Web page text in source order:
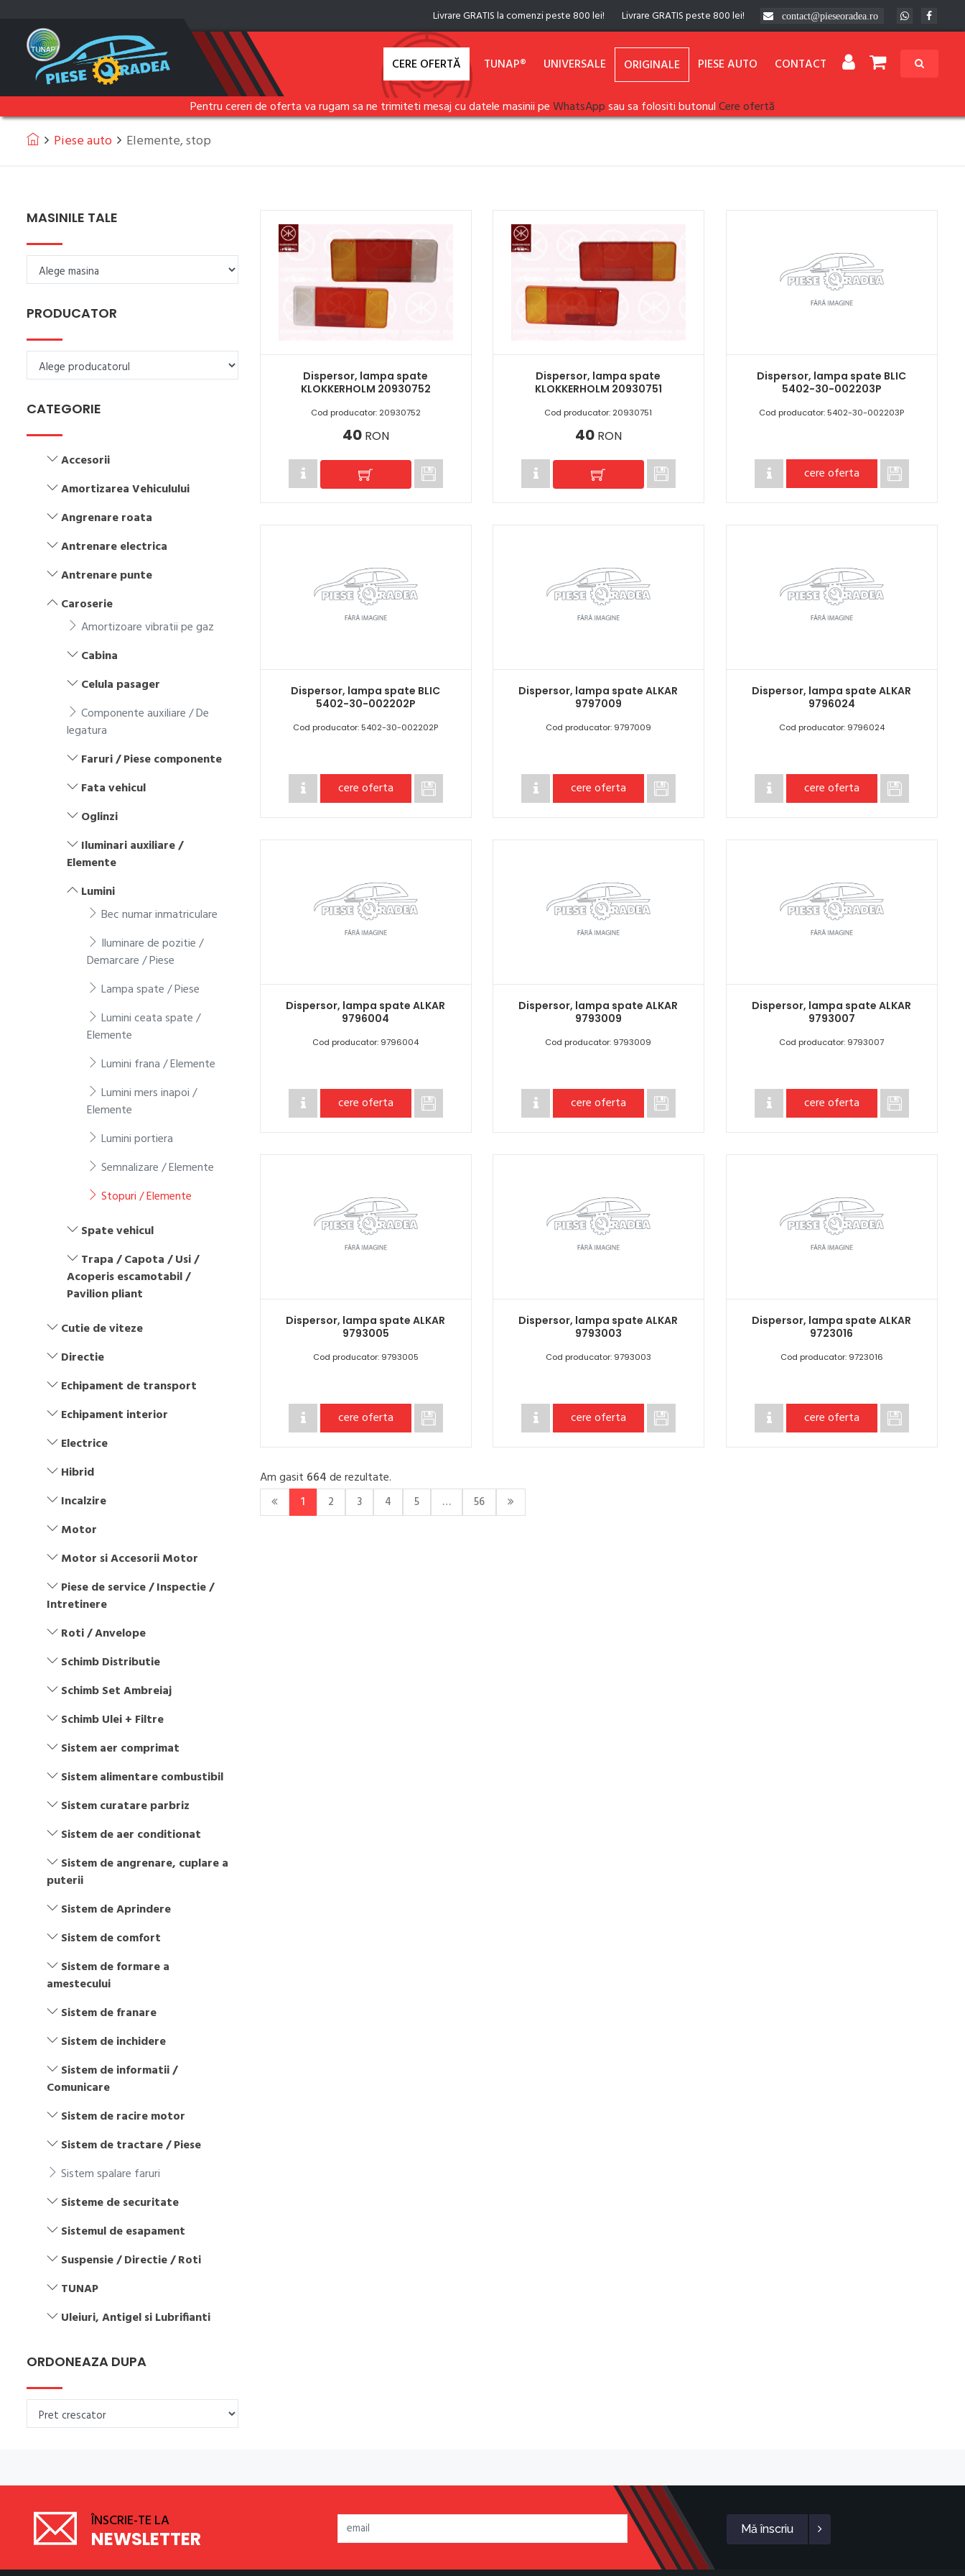
Livrare GRATIS la comenzi peste 800 lei! Livrare GRATIS peste 800 lei! contact@pieseoradea.ro
CERE OFERTĂ TUNAP® UNIVERSALE ORIGINALE PIESE AUTO CONTACT
Pentru cereri de oferta va rugam sa ne trimiteti mesaj cu datele masinii peWhatsAppsau sa folositi butonulCere ofertă
Piese auto Elemente, stop
MASINILE TALE
PRODUCATOR
CATEGORIE
Accesorii
Amortizarea Vehiculului
Angrenare roata
Antrenare electrica
Antrenare punte
Caroserie
Amortizoare vibratii pe gaz
Cabina
Celula pasager
Componente auxiliare / De
legatura
Faruri / Piese componente
Fata vehicul
Oglinzi
Iluminari auxiliare /
Elemente
Lumini
Bec numar inmatriculare
Iluminare de pozitie /
Demarcare / Piese
Lampa spate / Piese
Lumini ceata spate /
Elemente
Lumini frana / Elemente
Lumini mers inapoi /
Elemente
Lumini portiera
Semnalizare / Elemente
Stopuri / Elemente
Spate vehicul
Trapa / Capota / Usi /
Acoperis escamotabil /
Pavilion pliant
Cutie de viteze
Directie
Echipament de transport
Echipament interior
Electrice
Hibrid
Incalzire
Motor
Motor si Accesorii Motor
Piese de service / Inspectie /
Intretinere
Roti / Anvelope
Schimb Distributie
Schimb Set Ambreiaj
Schimb Ulei + Filtre
Sistem aer comprimat
Sistem alimentare combustibil
Sistem curatare parbriz
Sistem de aer conditionat
Sistem de angrenare, cuplare a
puterii
Sistem de Aprindere
Sistem de comfort
Sistem de formare a
amestecului
Sistem de franare
Sistem de inchidere
Sistem de informatii /
Comunicare
Sistem de racire motor
Sistem de tractare / Piese
Sistem spalare faruri
Sisteme de securitate
Sistemul de esapament
Suspensie / Directie / Roti
TUNAP
Uleiuri, Antigel si Lubrifianti
ORDONEAZA DUPA
Dispersor, lampa spate
KLOKKERHOLM 20930752
Cod producator: 20930752
40RON
Dispersor, lampa spate
KLOKKERHOLM 20930751
Cod producator: 20930751
40RON
Dispersor, lampa spate BLIC
5402-30-002203P
Cod producator: 5402-30-002203P
cere oferta
Dispersor, lampa spate BLIC
5402-30-002202P
Cod producator: 5402-30-002202P
cere oferta
Dispersor, lampa spate ALKAR
9797009
Cod producator: 9797009
cere oferta
Dispersor, lampa spate ALKAR
9796024
Cod producator: 9796024
cere oferta
Dispersor, lampa spate ALKAR
9796004
Cod producator: 9796004
cere oferta
Dispersor, lampa spate ALKAR
9793009
Cod producator: 9793009
cere oferta
Dispersor, lampa spate ALKAR
9793007
Cod producator: 9793007
cere oferta
Dispersor, lampa spate ALKAR
9793005
Cod producator: 9793005
cere oferta
Dispersor, lampa spate ALKAR
9793003
Cod producator: 9793003
cere oferta
Dispersor, lampa spate ALKAR
9723016
Cod producator: 9723016
cere oferta
Am gasit 664de rezultate.
1 2 3 4 5 … 56
ÎNSCRIE-TE LA
NEWSLETTER Mă înscriu